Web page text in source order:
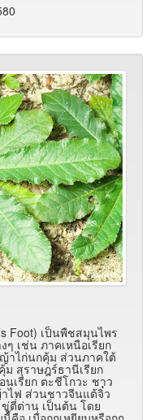
Foot) เป็นพืชสมุนไพร
เช่น ภาคเหนือเรียก
าไก่นกคุ้ม ส่วนภาคใต้
ม สุราษฎร์ธานีเรียก
เรียก ตะชีโกวะ ชาว
ไฟ ส่วนชาวจีนแต้จิ๋ว
ขู่ตี่ต่าน เป็นต้น โดย